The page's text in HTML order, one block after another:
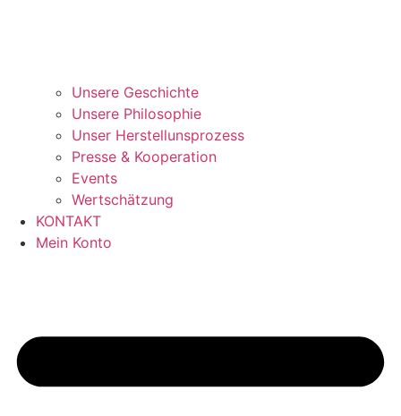
Unsere Geschichte
Unsere Philosophie
Unser Herstellunsprozess
Presse & Kooperation
Events
Wertschätzung
KONTAKT
Mein Konto